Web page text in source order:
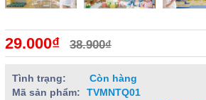
29.000₫ 38.900₫
Tình trạng:
Còn hàng
Mã sản phẩm:
TVMNTQ01